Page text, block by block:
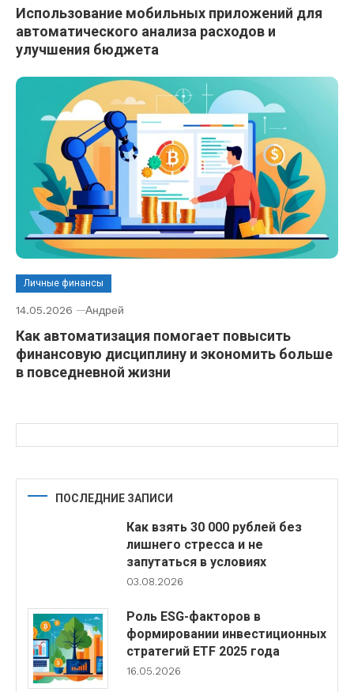
Использование мобильных приложений для
автоматического анализа расходов и
улучшения бюджета
Личные финансы
14.05.2026 Андрей
Как автоматизация помогает повысить
финансовую дисциплину и экономить больше
в повседневной жизни
ПОСЛЕДНИЕ ЗАПИСИ
Как взять 30 000 рублей без
лишнего стресса и не
запутаться в условиях
03.08.2026
Роль ESG-факторов в
формировании инвестиционных
стратегий ETF 2025 года
16.05.2026